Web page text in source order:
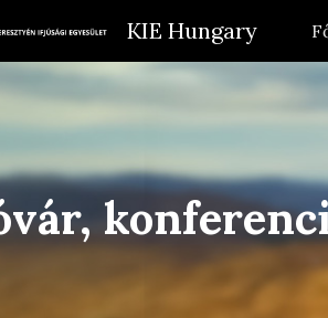
KIE Hungary